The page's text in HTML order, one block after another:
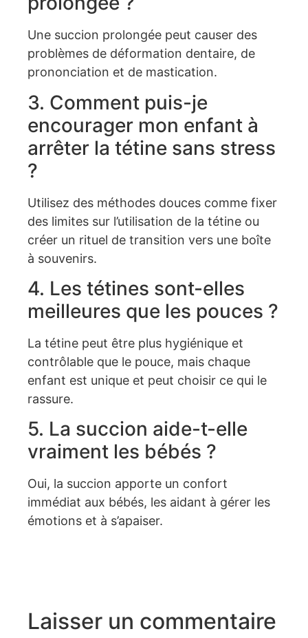
Une succion prolongée peut causer des
problèmes de déformation dentaire, de
prononciation et de mastication.
3. Comment puis-je
encourager mon enfant à
arrêter la tétine sans stress
?
Utilisez des méthodes douces comme fixer
des limites sur l’utilisation de la tétine ou
créer un rituel de transition vers une boîte
à souvenirs.
4. Les tétines sont-elles
meilleures que les pouces ?
La tétine peut être plus hygiénique et
contrôlable que le pouce, mais chaque
enfant est unique et peut choisir ce qui le
rassure.
5. La succion aide-t-elle
vraiment les bébés ?
Oui, la succion apporte un confort
immédiat aux bébés, les aidant à gérer les
émotions et à s’apaiser.
Laisser un commentaire